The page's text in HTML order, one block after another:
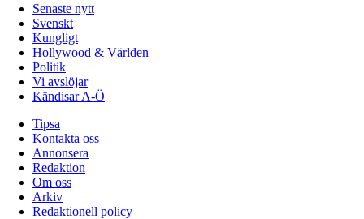
Senaste nytt
Svenskt
Kungligt
Hollywood & Världen
Politik
Vi avslöjar
Kändisar A-Ö
Tipsa
Kontakta oss
Annonsera
Redaktion
Om oss
Arkiv
Redaktionell policy